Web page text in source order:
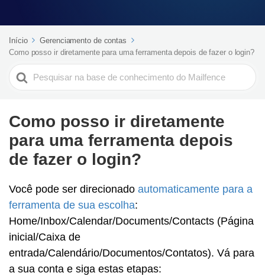
Início
Gerenciamento de contas
Como posso ir diretamente para uma ferramenta depois de fazer o login?
Search
For
Como posso ir diretamente
para uma ferramenta depois
de fazer o login?
Você pode ser direcionado automaticamente para a
ferramenta de sua escolha:
Home/Inbox/Calendar/Documents/Contacts (Página
inicial/Caixa de
entrada/Calendário/Documentos/Contatos). Vá para
a sua conta e siga estas etapas: